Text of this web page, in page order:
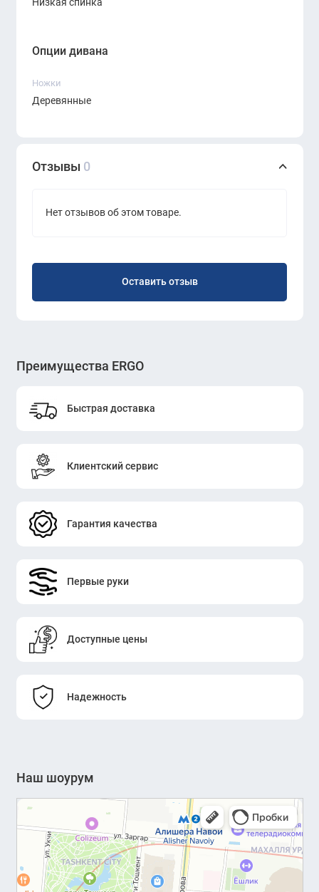
Низкая спинка
Опции дивана
Ножки
Деревянные
Отзывы 0
Нет отзывов об этом товаре.
Оставить отзыв
Преимущества ERGO
Быстрая доставка
Клиентский сервис
Гарантия качества
Первые руки
Доступные цены
Надежность
Наш шоурум